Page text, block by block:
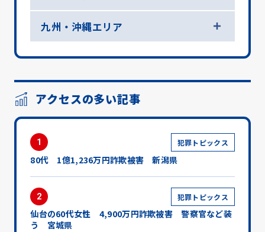
九州・沖縄エリア
アクセスの多い記事
1 犯罪トピックス
80代 1億1,236万円詐欺被害 新潟県
2 犯罪トピックス
仙台の60代女性 4,900万円詐欺被害 警察官など装
う 宮城県